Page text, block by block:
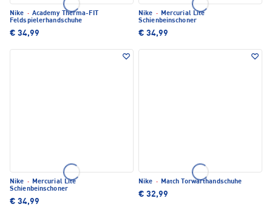
Nike · Academy Therma-FIT
Feldspielerhandschuhe
€ 34,99
Nike · Mercurial Lite
Schienbeinschoner
€ 34,99
Nike · Mercurial Lite
Schienbeinschoner
€ 34,99
Nike · Match Torwarthandschuhe
€ 32,99